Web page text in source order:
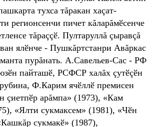
тухса тăракан хаçат-
регионсенчи пичет кăларăмӗсенче
тăраççӗ. Пултаруллă çыравçă
ялӗнче - Пушкăртстанри Авăркас
пурăнать. А.Савельев-Сас - РФ
пайташӗ, РСФСР халăх çутӗçӗн
Ф.Карим ячӗллӗ премисен
çиетпӗр арăмпа» (1973), «Кам
«Ялти сукмаксем» (1981), «Чӗн
сукмакӗ» (1987),